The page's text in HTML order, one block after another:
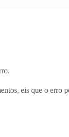
eis que o erro